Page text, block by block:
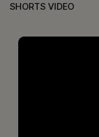
SHORTS VIDEO